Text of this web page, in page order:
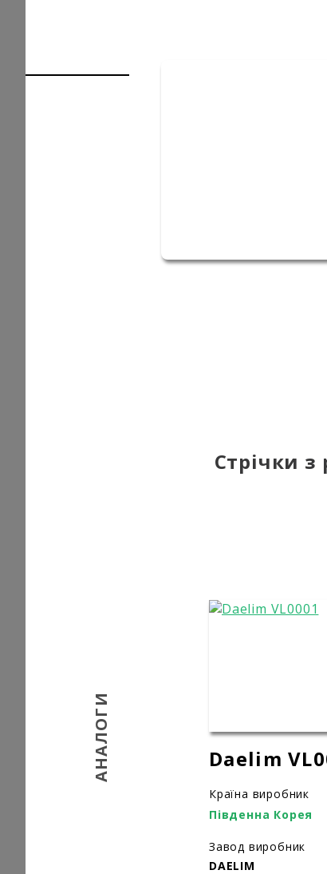
Стрічки з
АНАЛОГИ Daelim
Країна виробник
Південна Корея
Завод виробник
DAELIM